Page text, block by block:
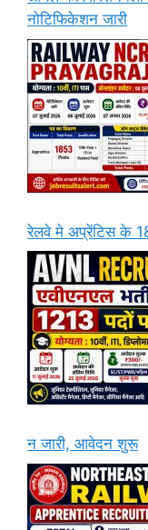
नोटिफिकेशन जारी
रेलवे मे अप्रेंटिस के
न जारी, आवेदन शुरू